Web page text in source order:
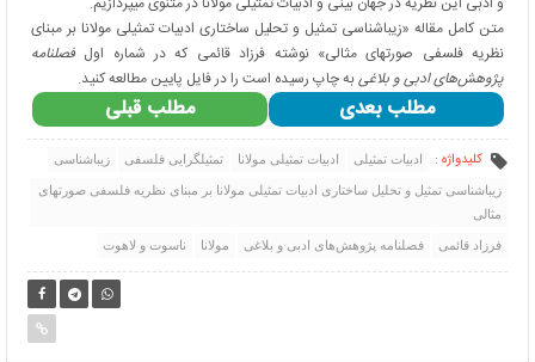
متن کامل مقاله «زیباشناسی تمثیل و تحلیل ساختاری ادبیات تمثیلی مولانا بر مبنای
نظریه فلسفی صورتهای مثالی» نوشته فرزاد قائمی که در شماره اولفصلنامه
پژوهش‌های ادبی و بلاغیبه چاپ رسیده است را در فایل پایین مطالعه کنید.
مطلب قبلی مطلب بعدی
کلیدواژه : ادبیات تمثیلی ادبیات تمثیلی مولانا تمثیل­گرایی فلسفی زیباشناسی
زیباشناسی تمثیل و تحلیل ساختاری ادبیات تمثیلی مولانا بر مبنای نظریه فلسفی صورتهای
مثالی
فرزاد قائمی فصلنامه پژوهش‌های ادبی و بلاغی مولانا ناسوت و لاهوت